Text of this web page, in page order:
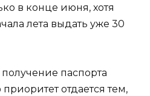
в конце июня, хотя
лета выдать уже 30
паспорта
отдается тем,